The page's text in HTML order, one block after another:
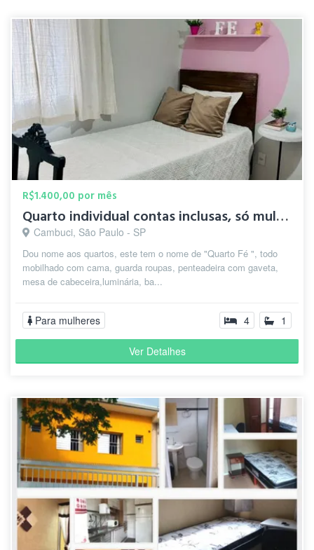
R$1.400,00 por mês
Quarto individual contas inclusas, só mulheres.
Cambuci, São Paulo - SP
Dou nome aos quartos, este tem o nome de "Quarto Fé ", todo
mobilhado com cama, guarda roupas, penteadeira com gaveta,
mesa de cabeceira,luminária, ba...
Para mulheres 4 1
Ver Detalhes